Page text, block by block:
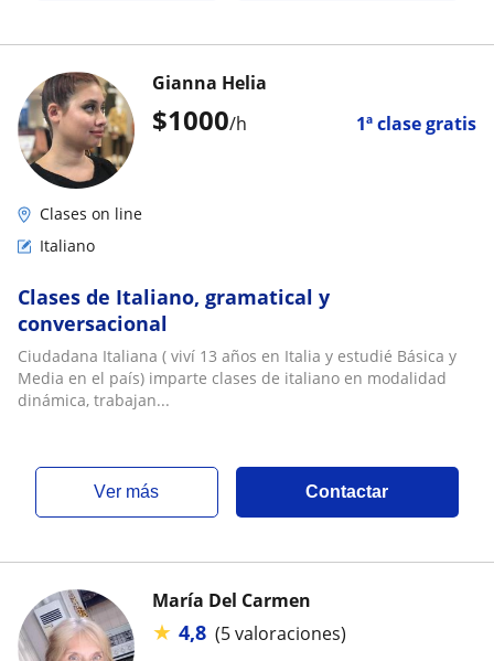
$1000/h 1ª clase gratis
Gianna Helia
Clases on line
Italiano
Clases de Italiano, gramatical y
conversacional
Ciudadana Italiana ( viví 13 años en Italia y estudié Básica y
Media en el país) imparte clases de italiano en modalidad
dinámica, trabajan...
ver más Contactar
María Del Carmen
★ 4,8 (5 valoraciones)